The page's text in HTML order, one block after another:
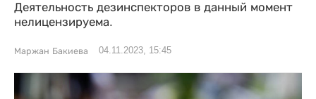
Деятельность дезинспекторов в данный момент
нелицензируема.
Маржан Бакиева 04.11.2023, 15:45